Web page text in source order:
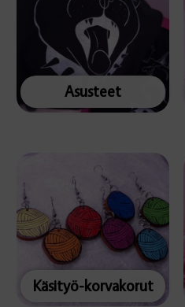
Asusteet
Käsityö-korvakorut